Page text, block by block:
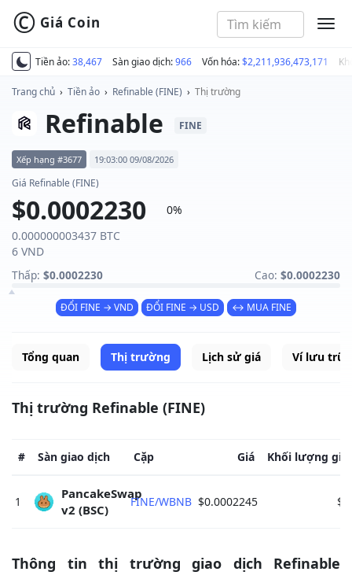
Tiền ảo:38,467 Sàn giao dịch:966 Vốn hóa:$2,211,936,473,171
© Giá Coin
Trang chủ › Tiền ảo › Refinable (FINE) › Thị trường
Refinable FINE
Xếp hạng #3677 19:03:00 09/08/2026
Giá Refinable (FINE)
$0.0002230
0%
0.000000003437 BTC
6 VND
Thấp: $0.0002230 Cao: $0.0002230
ĐỔI FINE → VND ĐỔI FINE → USD ↔ MUA FINE
Tổng quan Thị trường Lịch sử giá Ví lưu trữ
Thị trường Refinable (FINE)
# Sàn giao dịch Cặp Giá Khối lượng
1
PancakeSwap
v2 (BSC)
FINE/WBNB $0.0002245
Thông tin thị trường giao dịch Refinable